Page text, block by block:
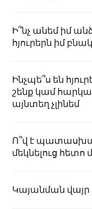
Ի՞նչ անեմ իմ
հյուրերն իմ
Ինչպե՞ս են
շենք կամ
այնտեղ չլինեմ
Ո՞վ է
մեկնելուց
Կայանման վայր